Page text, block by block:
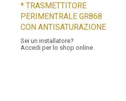
* TRASMETTITORE
PERIMENTRALE GR868
CON ANTISATURAZIONE
Sei un installatore?
Accedi per lo shop online